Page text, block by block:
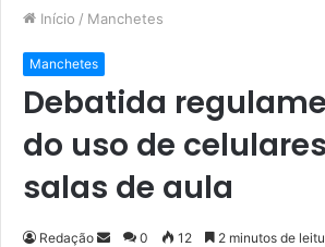
Início / Manchetes
Manchetes
Debatida
do uso de
salas de aula
Redação 0 12 2 minutos de